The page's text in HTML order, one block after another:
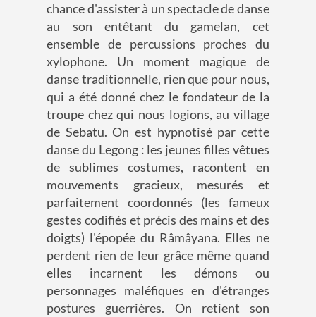
chance d'assister à un spectacle de danse
au son entêtant du gamelan, cet
ensemble de percussions proches du
xylophone. Un moment magique de
danse traditionnelle, rien que pour nous,
qui a été donné chez le fondateur de la
troupe chez qui nous logions, au village
de Sebatu. On est hypnotisé par cette
danse du Legong : les jeunes filles vêtues
de sublimes costumes, racontent en
mouvements gracieux, mesurés et
parfaitement coordonnés (les fameux
gestes codifiés et précis des mains et des
doigts) l'épopée du Râmâyana. Elles ne
perdent rien de leur grâce même quand
elles incarnent les démons ou
personnages maléfiques en d'étranges
postures guerrières. On retient son